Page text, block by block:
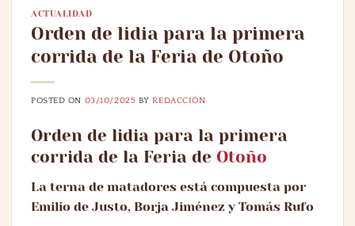
ACTUALIDAD
Orden de lidia para la primera
corrida de la Feria de Otoño
POSTED ON 03/10/2025 BYREDACCIÓN
Orden de lidia para la primera
corrida de la Feria de Otoño
La terna de matadores está compuesta por
Emilio de Justo, Borja Jiménez y Tomás Rufo